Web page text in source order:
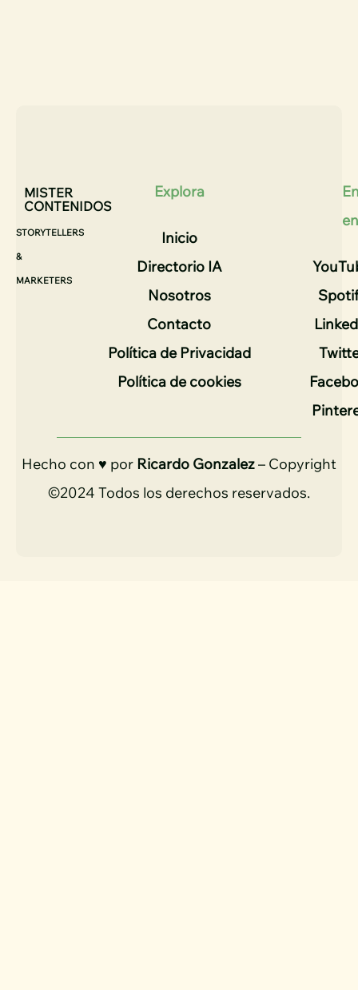
MISTER
CONTENIDOS
STORYTELLERS
&
MARKETERS
Explora
Inicio
Directorio IA
Nosotros
Contacto
Política de Privacidad
Política de cookies
en
Hecho con ♥ por Ricardo Gonzalez– Copyright
©2024 Todos los derechos reservados.